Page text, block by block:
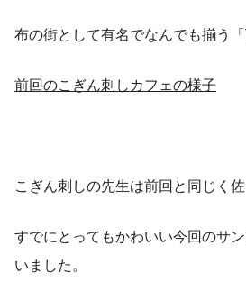
布の街として有名でなんでも揃う「
前回のこぎん刺しカフェの様子
こぎん刺しの先生は前回と同じく佐
すでにとってもかわいい今回のサ
いました。